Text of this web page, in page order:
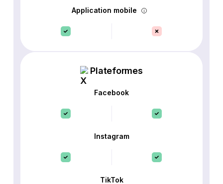
Application mobile
Plateformes
Facebook
Instagram
TikTok